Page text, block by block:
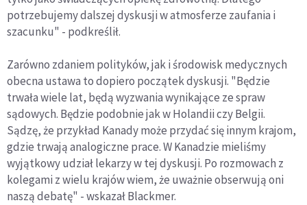
potrzebujemy dalszej dyskusji w atmosferze zaufania i
szacunku" - podkreślił.
Zarówno zdaniem polityków, jak i środowisk medycznych
obecna ustawa to dopiero początek dyskusji. "Będzie
trwała wiele lat, będą wyzwania wynikające ze spraw
sądowych. Będzie podobnie jak w Holandii czy Belgii.
Sądzę, że przykład Kanady może przydać się innym krajom,
gdzie trwają analogiczne prace. W Kanadzie mieliśmy
wyjątkowy udział lekarzy w tej dyskusji. Po rozmowach z
kolegami z wielu krajów wiem, że uważnie obserwują oni
naszą debatę" - wskazał Blackmer.